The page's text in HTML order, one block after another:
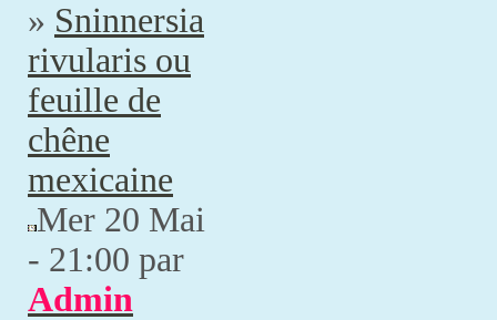
» Sninnersia
rivularis ou
feuille de
chêne
mexicaine
Mer 20 Mai
- 21:00 par
Admin